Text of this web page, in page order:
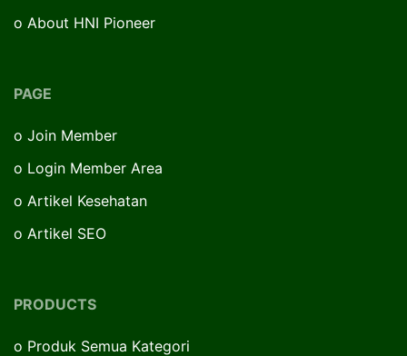
o About HNI Pioneer
PAGE
o Join Member
o Login Member Area
o Artikel Kesehatan
o Artikel SEO
PRODUCTS
o Produk Semua Kategori